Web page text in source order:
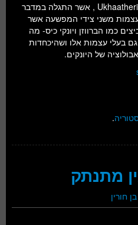
התברר שמאובן בשם Ukhaatheriumnessovi , אשר התגלה במדבר
בשנת 1994 הכיל עצמות משני צידי המפשעה אשר
כמו הברווזן ויונקי כיס- מה
בעלי עצמות אלו ושהיכחדות
של היונקים.
.
מתנתק
חורין